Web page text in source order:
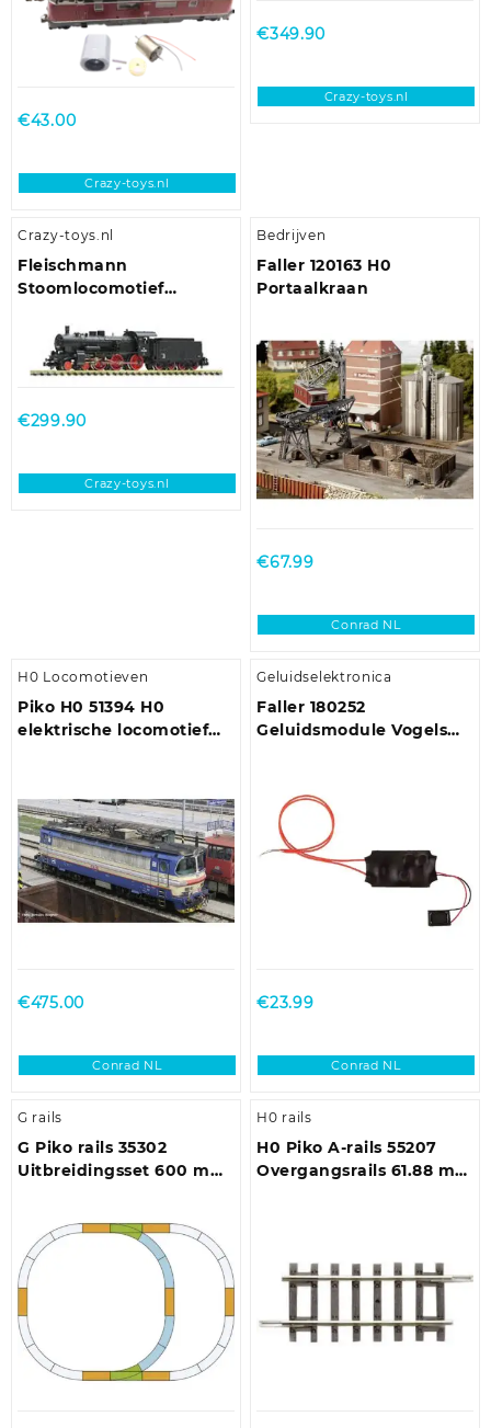
€43.00
Crazy-toys.nl
€349.90
Crazy-toys.nl
Crazy-toys.nl
Fleischmann
Stoomlocomotief
DIGITAAL
€299.90
Crazy-toys.nl
Bedrijven
Faller 120163 H0
Portaalkraan
€67.99
Conrad NL
H0 Locomotieven
Piko H0 51394 H0
elektrische locomotief
€475.00
Conrad NL
Geluidselektronica
Faller 180252
Geluidsmodule Vogels
€23.99
Conrad NL
G rails
G Piko rails 35302
Uitbreidingsset 600 mm
H0 rails
H0 Piko A-rails 55207
Overgangsrails 61.88 mm